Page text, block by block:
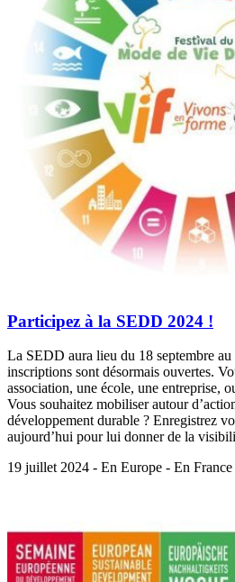
Participez à la SEDD 2024 !
La SEDD aura lieu du 18 septembre
inscriptions sont désormais ouvertes.
association, une école, une entreprise,
Vous souhaitez mobiliser autour
développement durable ? Enregistrez
aujourd’hui pour lui donner de la
19 juillet 2024 - En Europe - En France